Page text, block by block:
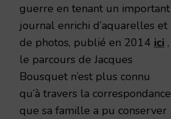
guerre en tenant un important
journal enrichi d’aquarelles et
de photos, publié en 2014 ici ,
le parcours de Jacques
Bousquet n’est plus connu
qu’à travers la correspondance
que sa famille a pu conserver